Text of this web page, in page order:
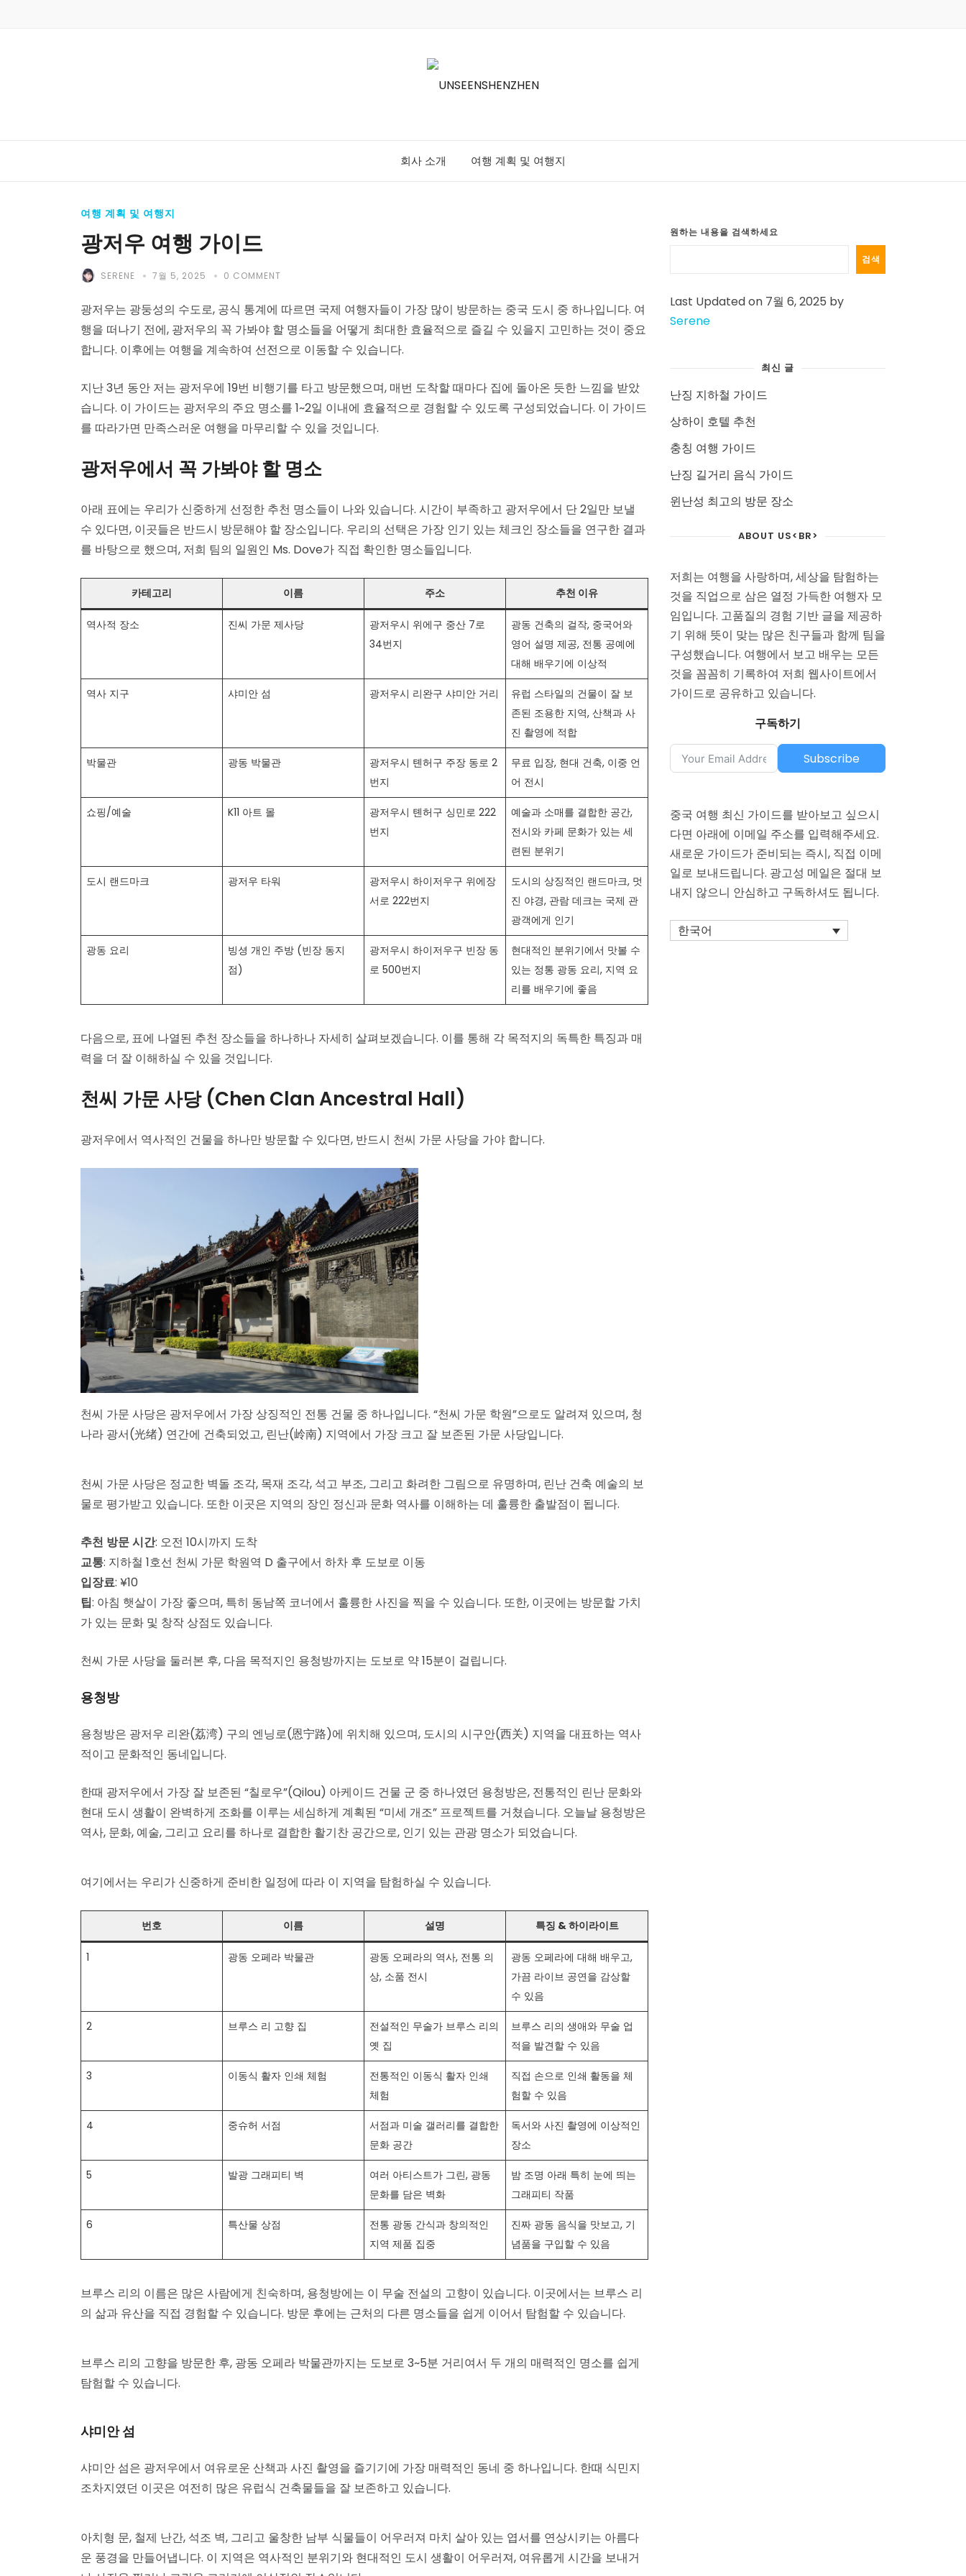
회사 소개 여행 계획 및 여행지
여행 계획 및 여행지
광저우 여행 가이드
SERENE 7월 5, 2025 0 COMMENT
광저우는 광둥성의 수도로, 공식 통계에 따르면 국제 여행자들이 가장 많이 방문하는 중국 도시 중 하나입니다. 여
행을 떠나기 전에, 광저우의 꼭 가봐야 할 명소들을 어떻게 최대한 효율적으로 즐길 수 있을지 고민하는 것이 중요
합니다. 이후에는 여행을 계속하여 선전으로 이동할 수 있습니다.
지난 3년 동안 저는 광저우에 19번 비행기를 타고 방문했으며, 매번 도착할 때마다 집에 돌아온 듯한 느낌을 받았
습니다. 이 가이드는 광저우의 주요 명소를 1~2일 이내에 효율적으로 경험할 수 있도록 구성되었습니다. 이 가이드
를 따라가면 만족스러운 여행을 마무리할 수 있을 것입니다.
광저우에서 꼭 가봐야 할 명소
아래 표에는 우리가 신중하게 선정한 추천 명소들이 나와 있습니다. 시간이 부족하고 광저우에서 단 2일만 보낼
수 있다면, 이곳들은 반드시 방문해야 할 장소입니다. 우리의 선택은 가장 인기 있는 체크인 장소들을 연구한 결과
를 바탕으로 했으며, 저희 팀의 일원인 Ms. Dove가 직접 확인한 명소들입니다.
카테고리 이름 주소 추천 이유
역사적 장소 진씨 가문 제사당
광저우시 위에구 중산 7로
34번지
광동 건축의 걸작, 중국어와
영어 설명 제공, 전통 공예에
대해 배우기에 이상적
역사 지구 샤미안 섬 광저우시 리완구 샤미안 거리
유럽 스타일의 건물이 잘 보
존된 조용한 지역, 산책과 사
진 촬영에 적합
박물관 광동 박물관
광저우시 톈허구 주장 동로 2
번지
무료 입장, 현대 건축, 이중 언
어 전시
쇼핑/예술 K11 아트 몰
광저우시 톈허구 싱민로 222
번지
예술과 소매를 결합한 공간,
전시와 카페 문화가 있는 세
련된 분위기
도시 랜드마크 광저우 타워
광저우시 하이저우구 위에장
서로 222번지
도시의 상징적인 랜드마크, 멋
진 야경, 관람 데크는 국제 관
광객에게 인기
광동 요리
빙셩 개인 주방 (빈장 동지
점)
광저우시 하이저우구 빈장 동
로 500번지
현대적인 분위기에서 맛볼 수
있는 정통 광동 요리, 지역 요
리를 배우기에 좋음
다음으로, 표에 나열된 추천 장소들을 하나하나 자세히 살펴보겠습니다. 이를 통해 각 목적지의 독특한 특징과 매
력을 더 잘 이해하실 수 있을 것입니다.
천씨 가문 사당 (Chen Clan Ancestral Hall)
광저우에서 역사적인 건물을 하나만 방문할 수 있다면, 반드시 천씨 가문 사당을 가야 합니다.
천씨 가문 사당은 광저우에서 가장 상징적인 전통 건물 중 하나입니다. “천씨 가문 학원”으로도 알려져 있으며, 청
나라 광서(光绪) 연간에 건축되었고, 린난(岭南) 지역에서 가장 크고 잘 보존된 가문 사당입니다.
천씨 가문 사당은 정교한 벽돌 조각, 목재 조각, 석고 부조, 그리고 화려한 그림으로 유명하며, 린난 건축 예술의 보
물로 평가받고 있습니다. 또한 이곳은 지역의 장인 정신과 문화 역사를 이해하는 데 훌륭한 출발점이 됩니다.
추천 방문 시간: 오전 10시까지 도착
교통: 지하철 1호선 천씨 가문 학원역 D 출구에서 하차 후 도보로 이동
입장료: ¥10
팁: 아침 햇살이 가장 좋으며, 특히 동남쪽 코너에서 훌륭한 사진을 찍을 수 있습니다. 또한, 이곳에는 방문할 가치
가 있는 문화 및 창작 상점도 있습니다.
천씨 가문 사당을 둘러본 후, 다음 목적지인 용청방까지는 도보로 약 15분이 걸립니다.
용청방
용청방은 광저우 리완(荔湾) 구의 엔닝로(恩宁路)에 위치해 있으며, 도시의 시구안(西关) 지역을 대표하는 역사
적이고 문화적인 동네입니다.
한때 광저우에서 가장 잘 보존된 “칠로우”(Qilou) 아케이드 건물 군 중 하나였던 용청방은, 전통적인 린난 문화와
현대 도시 생활이 완벽하게 조화를 이루는 세심하게 계획된 “미세 개조” 프로젝트를 거쳤습니다. 오늘날 용청방은
역사, 문화, 예술, 그리고 요리를 하나로 결합한 활기찬 공간으로, 인기 있는 관광 명소가 되었습니다.
여기에서는 우리가 신중하게 준비한 일정에 따라 이 지역을 탐험하실 수 있습니다.
번호 이름 설명 특징 & 하이라이트
1 광동 오페라 박물관
광동 오페라의 역사, 전통 의
상, 소품 전시
광동 오페라에 대해 배우고,
가끔 라이브 공연을 감상할
수 있음
2 브루스 리 고향 집
전설적인 무술가 브루스 리의
옛 집
브루스 리의 생애와 무술 업
적을 발견할 수 있음
3 이동식 활자 인쇄 체험
전통적인 이동식 활자 인쇄
체험
직접 손으로 인쇄 활동을 체
험할 수 있음
4 중슈허 서점
서점과 미술 갤러리를 결합한
문화 공간
독서와 사진 촬영에 이상적인
장소
5 발광 그래피티 벽
여러 아티스트가 그린, 광동
문화를 담은 벽화
밤 조명 아래 특히 눈에 띄는
그래피티 작품
6 특산물 상점
전통 광동 간식과 창의적인
지역 제품 집중
진짜 광동 음식을 맛보고, 기
념품을 구입할 수 있음
브루스 리의 이름은 많은 사람에게 친숙하며, 용청방에는 이 무술 전설의 고향이 있습니다. 이곳에서는 브루스 리
의 삶과 유산을 직접 경험할 수 있습니다. 방문 후에는 근처의 다른 명소들을 쉽게 이어서 탐험할 수 있습니다.
브루스 리의 고향을 방문한 후, 광동 오페라 박물관까지는 도보로 3~5분 거리여서 두 개의 매력적인 명소를 쉽게
탐험할 수 있습니다.
샤미안 섬
샤미안 섬은 광저우에서 여유로운 산책과 사진 촬영을 즐기기에 가장 매력적인 동네 중 하나입니다. 한때 식민지
조차지였던 이곳은 여전히 많은 유럽식 건축물들을 잘 보존하고 있습니다.
아치형 문, 철제 난간, 석조 벽, 그리고 울창한 남부 식물들이 어우러져 마치 살아 있는 엽서를 연상시키는 아름다
운 풍경을 만들어냅니다. 이 지역은 역사적인 분위기와 현대적인 도시 생활이 어우러져, 여유롭게 시간을 보내거
원하는 내용을 검색하세요
검색
Last Updated on 7월 6, 2025 by
Serene
최신 글
난징 지하철 가이드
상하이 호텔 추천
충칭 여행 가이드
난징 길거리 음식 가이드
윈난성 최고의 방문 장소
ABOUT US<BR>
저희는 여행을 사랑하며, 세상을 탐험하는
것을 직업으로 삼은 열정 가득한 여행자 모
임입니다. 고품질의 경험 기반 글을 제공하
기 위해 뜻이 맞는 많은 친구들과 함께 팀을
구성했습니다. 여행에서 보고 배우는 모든
것을 꼼꼼히 기록하여 저희 웹사이트에서
가이드로 공유하고 있습니다.
구독하기
Subscribe
중국 여행 최신 가이드를 받아보고 싶으시
다면 아래에 이메일 주소를 입력해주세요.
새로운 가이드가 준비되는 즉시, 직접 이메
일로 보내드립니다. 광고성 메일은 절대 보
내지 않으니 안심하고 구독하셔도 됩니다.
한국어